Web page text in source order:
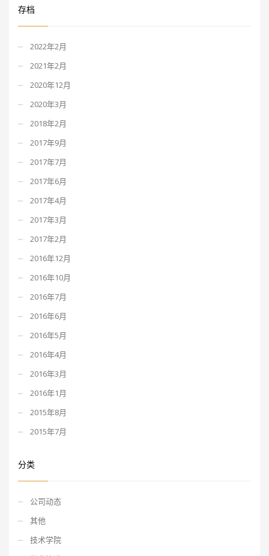
存档
2022年2月
2021年2月
2020年12月
2020年3月
2018年2月
2017年9月
2017年7月
2017年6月
2017年4月
2017年3月
2017年2月
2016年12月
2016年10月
2016年7月
2016年6月
2016年5月
2016年4月
2016年3月
2016年1月
2015年8月
2015年7月
分类
公司动态
其他
技术学院